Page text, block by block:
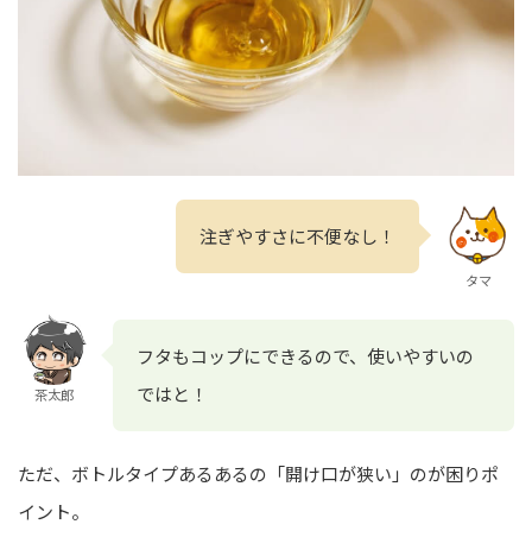
注ぎやすさに不便なし！
タマ
茶太郎
フタもコップにできるので、使いやすいの
ではと！
ただ、ボトルタイプあるあるの「開け口が狭い」のが困りポ
イント。